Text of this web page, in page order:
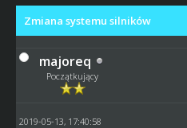
Zmiana systemu silników
majoreq
Początkujący
2019-05-13, 17:40:58